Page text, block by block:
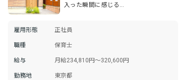
入った瞬間に感じる…
雇用形態 正社員
職種 保育士
給与 月給234,810円～320,600円
勤務地 東京都